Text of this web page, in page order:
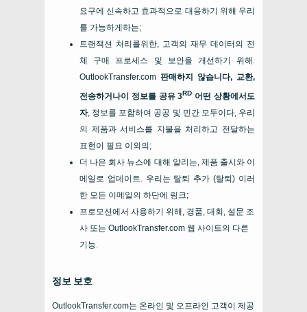
요구에 신속하고 효과적으로 대응하기 위해 우리
를 가능하게하는;
트랜잭션 처리를위한, 고객의 재무 데이터의 전
체 구매 프로세스 및 보안을 개선하기 위해.
OutlookTransfer.com 판매하지 않습니다, 교환,
전송하거나이 정보를 공유 3RD 어떤 상황에서도
자, 정보를 포함하여 공공 및 민간 모두이다, 우리
의 제품과 서비스를 지불을 처리하고 전달하는
표현이 필요 이외의;
더 나은 회사 뉴스에 대해 알리는, 제품 출시와 이
메일로 업데이트. 우리는 탈퇴 추가 (탈퇴) 이러
한 모든 이메일의 하단에 링크;
프로모션에서 사용하기 위해, 경품, 대회, 설문 조
사 또는 OutlookTransfer.com 웹 사이트의 다른
기능.
정보 보호
OutlookTransfer.com는 온라인 및 오프라인 고객이 제공